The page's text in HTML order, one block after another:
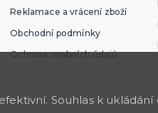
Reklamace a vrácení zboží
Obchodní podmínky
Ochrana osobních údajů
Souhlas k